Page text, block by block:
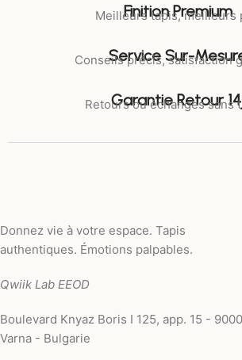
Finition Premium
Meilleurs tapis, meilleurs
Service Sur-
Conseils précis, satisfaction
Garantie Retour
Retours ou échanges sans
Donnez vie à votre espace. Tapis
authentiques. Émotions palpables.
Qwiik Lab EEOD
Boulevard Knyaz Boris I 125, app. 15 -
Varna - Bulgarie